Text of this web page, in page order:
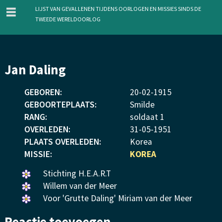
en
inhoud
menu
Lijst van gevallenen tijdens oorlogen en missies sinds de
Tweede Wereldoorlog
Jan Daling
GEBOREN: 20-02-1915
GEBOORTEPLAATS:
Smilde
RANG:
soldaat 1
OVERLEDEN:
31-05-1951
PLAATS OVERLEDEN:
Korea
MISSIE:
KOREA
Een
bloemetje
gelegd.
Stichting H.E.A.R.T
Een
bloemetje
Willem van der Meer
Een
Voor 'Grutte Daling' Miriam van der Meer